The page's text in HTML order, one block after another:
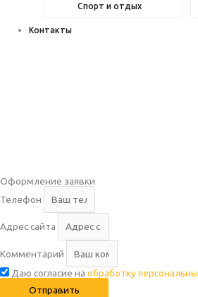
Спорт и отдых
Контакты
Оформление заявки
Телефон
Адрес сайта
Комментарий
Даю согласие на обработку
Отправить